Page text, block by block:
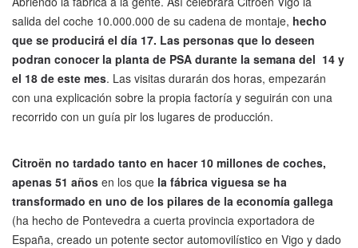
salida del coche 10.000.000 de su cadena de montaje, hecho
que se producirá el día 17. Las personas que lo deseen
podran conocer la planta de PSA durante la semana del 14 y
el 18 de este mes. Las visitas durarán dos horas, empezarán
con una explicación sobre la propia factoría y seguirán con una
recorrido con un guía pir los lugares de producción.
Citroën no tardado tanto en hacer 10 millones de coches,
apenas 51 años en los que la fábrica viguesa se ha
transformado en uno de los pilares de la economía gallega
(ha hecho de Pontevedra a cuerta provincia exportadora de
España, creado un potente sector automovilístico en Vigo y dado